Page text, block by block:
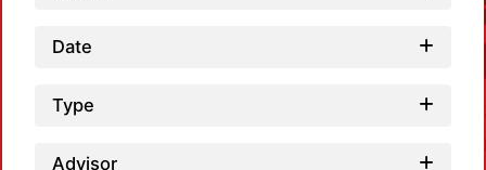
Date
Type
Advisor